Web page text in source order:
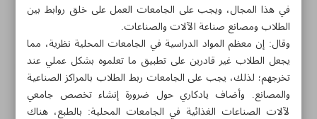
مواضيع هذه الصفحة
إنتاج جيل جديد من ضمادات ترميم الجروح المزمنة
في هذا المجال، ويجب على الجامعات العمل على خلق روابط بين
الطلاب ومصانع صناعة الآلات والصناعات.
وقال: إن معظم المواد الدراسية في الجامعات المحلية نظرية، مما
يجعل الطلاب غير قادرين على تطبيق ما تعلموه بشكل عملي عند
تخرجهم؛ لذلك، يجب على الجامعات ربط الطلاب بالمراكز الصناعية
والمصانع. وأضاف يادكاري حول ضرورة إنشاء تخصص جامعي
لآلات الصناعات الغذائية في الجامعات المحلية: بالطبع، هناك